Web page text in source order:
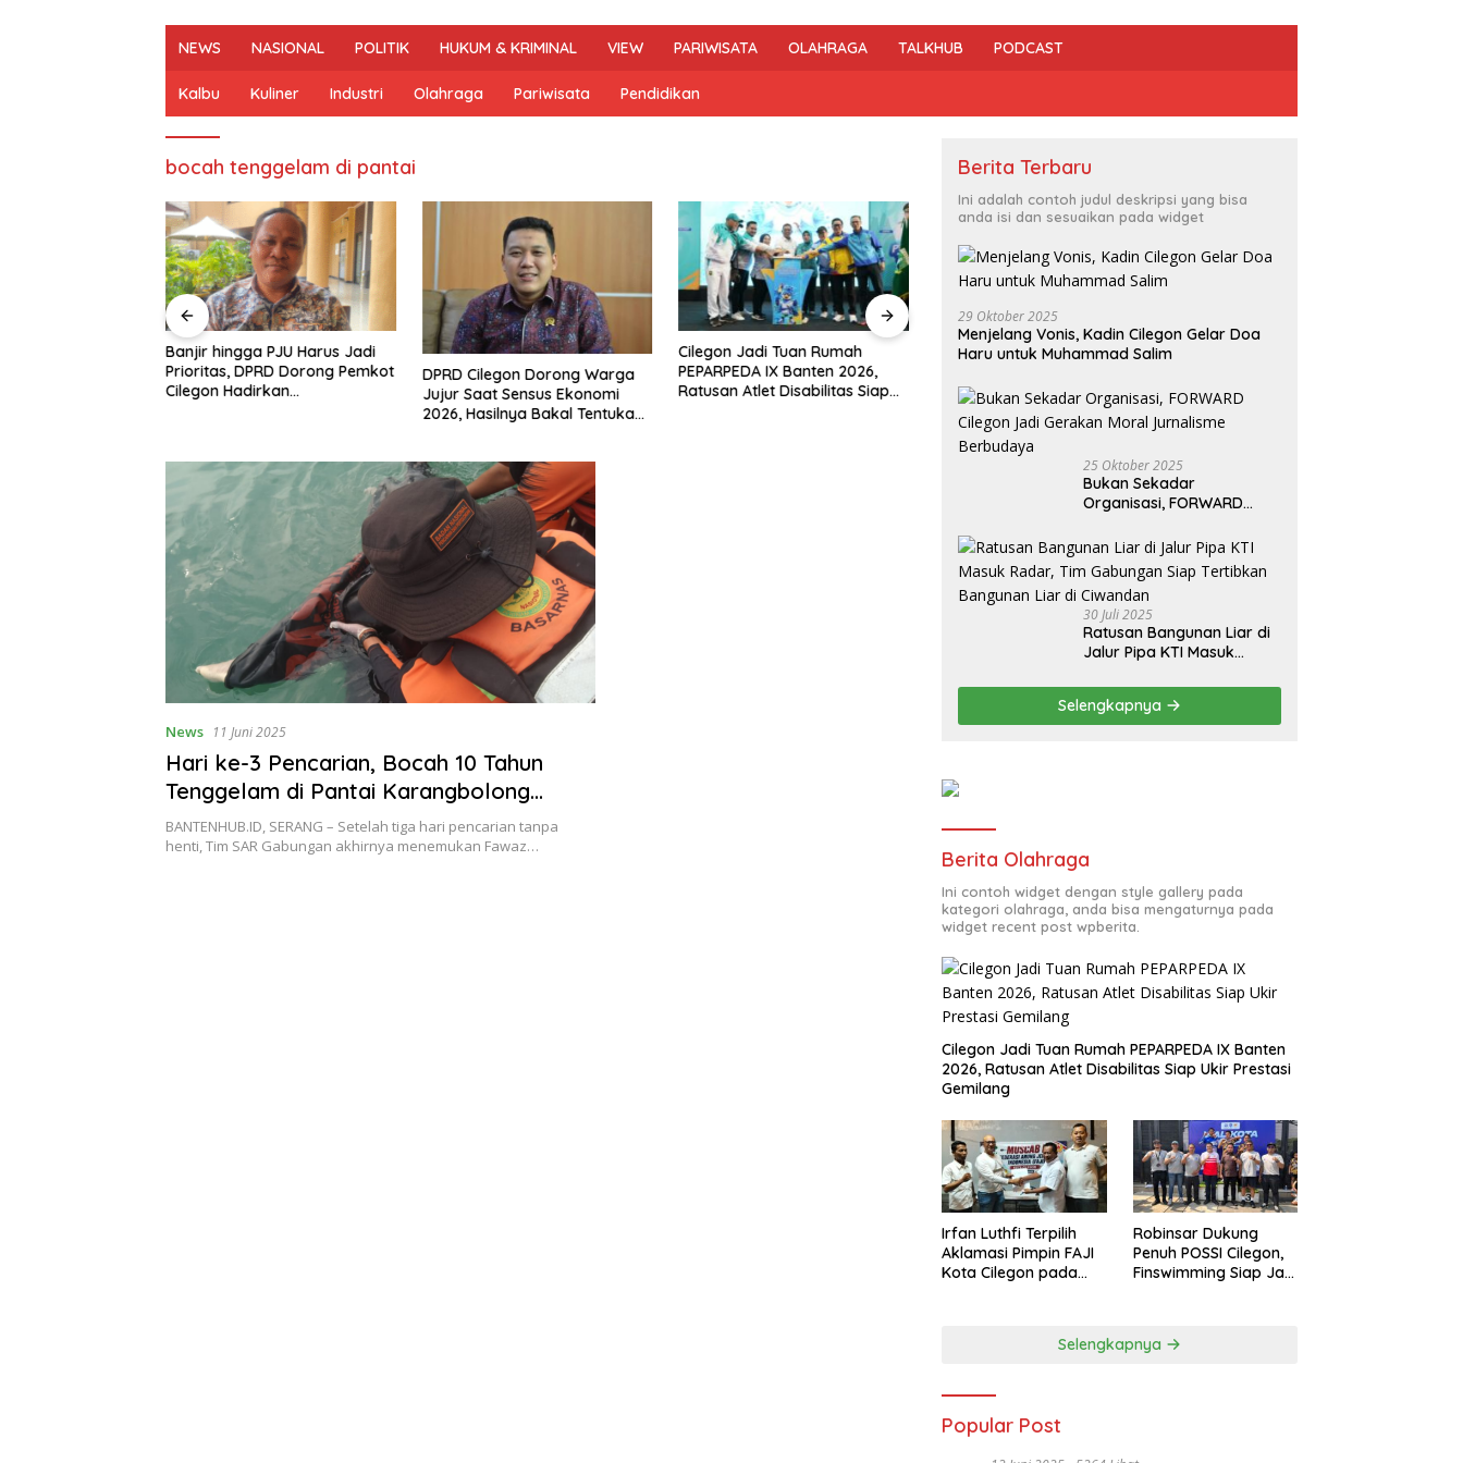
NEWS NASIONAL POLITIK HUKUM & KRIMINAL VIEW PARIWISATA OLAHRAGA TALKHUB PODCAST
Kalbu Kuliner Industri Olahraga Pariwisata Pendidikan
bocah tenggelam di pantai
Banjir hingga PJU Harus Jadi
Prioritas, DPRD Dorong Pemkot
Cilegon Hadirkan
DPRD Cilegon Dorong Warga
Jujur Saat Sensus Ekonomi
2026, Hasilnya Bakal Tentukan
Cilegon Jadi Tuan Rumah
PEPARPEDA IX Banten 2026,
Ratusan Atlet Disabilitas Siap
DPRD dan HMI Bersinergi Kawal
Hiburan Bermasalah Jadi
Sorotan
Muscab I 2026
News 11 Juni 2025
Hari ke-3 Pencarian, Bocah 10 Tahun
Tenggelam di Pantai Karangbolong
Ditemukan Meninggal Dunia
BANTENHUB.ID, SERANG – Setelah tiga hari pencarian tanpa
henti, Tim SAR Gabungan akhirnya menemukan Fawaz…
Berita Terbaru
Ini adalah contoh judul deskripsi yang bisa
anda isi dan sesuaikan pada widget
29 Oktober 2025
Menjelang Vonis, Kadin Cilegon Gelar Doa
Haru untuk Muhammad Salim
25 Oktober 2025
Bukan Sekadar
Organisasi, FORWARD
Moral Jurnalisme
Berbudaya
30 Juli 2025
Ratusan Bangunan Liar di
Jalur Pipa KTI Masuk
Tertibkan Bangunan Liar di
Ciwandan
Selengkapnya
Berita Olahraga
Ini contoh widget dengan style gallery pada
kategori olahraga, anda bisa mengaturnya pada
widget recent post wpberita.
Cilegon Jadi Tuan Rumah PEPARPEDA IX Banten
2026, Ratusan Atlet Disabilitas Siap Ukir Prestasi
Gemilang
Irfan Luthfi Terpilih
Aklamasi Pimpin FAJI
Kota Cilegon pada
Robinsar Dukung
Penuh POSSI Cilegon,
Finswimming Siap Jadi
Selengkapnya
Popular Post